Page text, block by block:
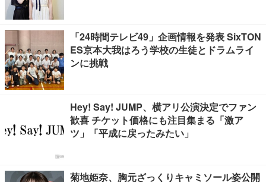
「24時間テレビ49」企画情報を発表 SixTON
ES京本大我はろう学校の生徒とドラムライ
ンに挑戦
Hey! Say! JUMP、横アリ公演決定でファン
歓喜 チケット価格にも注目集まる「激ア
ツ」「平成に戻ったみたい」
菊地姫奈、胸元ざっくりキャミソール姿公開